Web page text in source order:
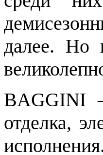
далее. Но
BAGGINI
отделка,